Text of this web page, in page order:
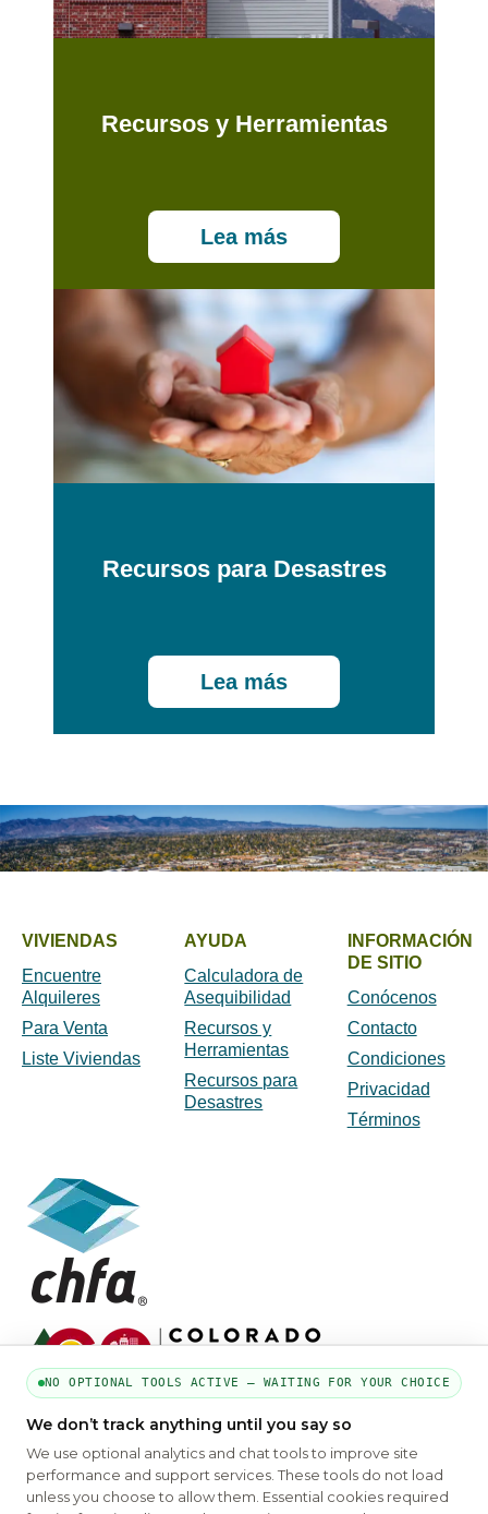
Recursos y Herramientas
Lea más
Recursos para Desastres
Lea más
VIVIENDAS
Encuentre
Alquileres
Para Venta
Liste Viviendas
AYUDA
Calculadora de
Asequibilidad
Recursos y
Herramientas
Recursos para
Desastres
INFORMACIÓN
DE SITIO
Conócenos
Contacto
Condiciones
Privacidad
Términos
PARTE DE LA RED MYHOUSINGSEARCH
NO OPTIONAL TOOLS ACTIVE — WAITING FOR YOUR CHOICE
We don’t track anything until you say so
We use optional analytics and chat tools to improve site
performance and support services. These tools do not load
unless you choose to allow them. Essential cookies required